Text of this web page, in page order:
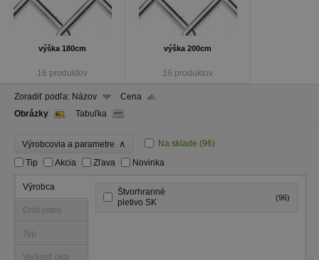
výška 180cm
16 produktov
výška 200cm
16 produktov
Zoradiť podľa: Názov
Cena
Obrázky
Tabuľka
Výrobcovia a parametre ∧ Na sklade (96)
Tip
Akcia Zľava Novinka
Výrobca
Drôt (mm)
Typ
Veľkosť oka
Štvorhranné
pletivo SK
(96)